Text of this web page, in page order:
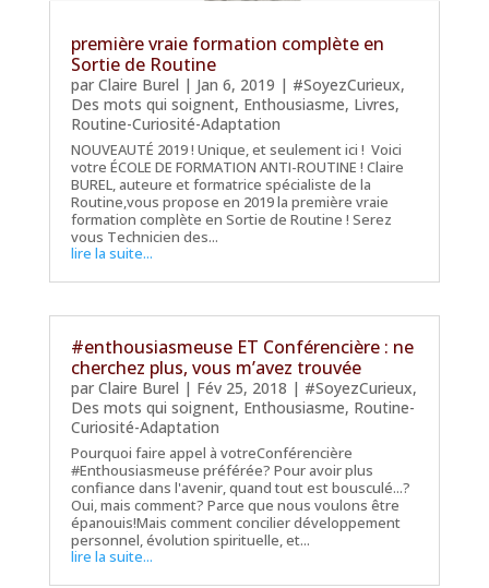
première vraie formation complète en
Sortie de Routine
par Claire Burel | Jan 6, 2019 | #SoyezCurieux,
Des mots qui soignent, Enthousiasme, Livres,
Routine-Curiosité-Adaptation
NOUVEAUTÉ 2019 ! Unique, et seulement ici ! Voici
votre ÉCOLE DE FORMATION ANTI-ROUTINE ! Claire
BUREL, auteure et formatrice spécialiste de la
Routine,vous propose en 2019 la première vraie
formation complète en Sortie de Routine ! Serez
vous Technicien des...
lire la suite...
#enthousiasmeuse ET Conférencière : ne
cherchez plus, vous m’avez trouvée
par Claire Burel | Fév 25, 2018 | #SoyezCurieux,
Des mots qui soignent, Enthousiasme, Routine-
Curiosité-Adaptation
Pourquoi faire appel à votreConférencière
#Enthousiasmeuse préférée? Pour avoir plus
confiance dans l'avenir, quand tout est bousculé...?
Oui, mais comment? Parce que nous voulons être
épanouis!Mais comment concilier développement
personnel, évolution spirituelle, et...
lire la suite...